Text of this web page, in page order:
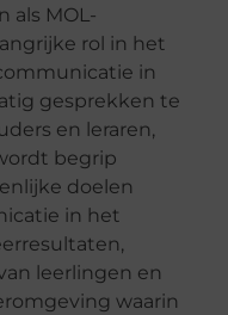
als MOL-
rol in het
in
gesprekken te
en leraren,
begrip
doelen
in het
leerlingen en
waarin